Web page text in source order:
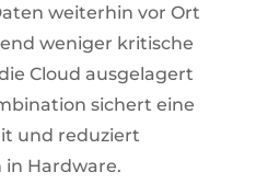
weiterhin vor Ort
weniger kritische
Cloud ausgelagert
sichert eine
und reduziert
Hardware.